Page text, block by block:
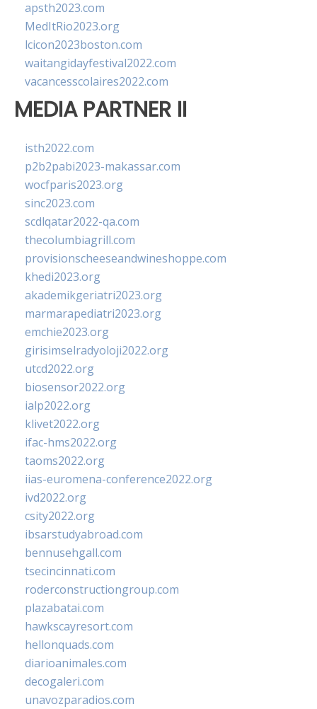
apsth2023.com
MedItRio2023.org
lcicon2023boston.com
waitangidayfestival2022.com
vacancesscolaires2022.com
MEDIA PARTNER II
isth2022.com
p2b2pabi2023-makassar.com
wocfparis2023.org
sinc2023.com
scdlqatar2022-qa.com
thecolumbiagrill.com
provisionscheeseandwineshoppe.com
khedi2023.org
akademikgeriatri2023.org
marmarapediatri2023.org
emchie2023.org
girisimselradyoloji2022.org
utcd2022.org
biosensor2022.org
ialp2022.org
klivet2022.org
ifac-hms2022.org
taoms2022.org
iias-euromena-conference2022.org
ivd2022.org
csity2022.org
ibsarstudyabroad.com
bennusehgall.com
tsecincinnati.com
roderconstructiongroup.com
plazabatai.com
hawkscayresort.com
hellonquads.com
diarioanimales.com
decogaleri.com
unavozparadios.com